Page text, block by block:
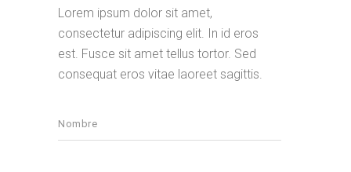
Lorem ipsum dolor sit amet,
consectetur adipiscing elit. In id eros
est. Fusce sit amet tellus tortor. Sed
consequat eros vitae laoreet sagittis.